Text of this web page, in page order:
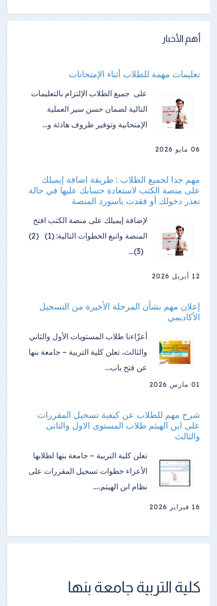
أهم الأخبار
تعليمات مهمة للطلاب أثناء الإمتحانات
على جميع الطلاب الإلتزام بالتعليمات
التالية لضمان حسن سير العملية
الإمتحانية وتوفير ظروف هادئة و…
06 مايو 2026
مهم جدا لجميع الطلاب : طريقة اضافة إيميلك
على منصة الكتب لاستعادة حسابك عليها في حالة
تعذر دخولك أو فقدت باسورد المنصة
لإضافة إيميلك على منصة الكتب افتح
المنصة واتبع الخطوات التالية: (1) (2)
(3)…
12 أبريل 2026
إعلان مهم بشأن المرحلة الأخيرة من التسجيل
الأكاديمي
أعزّاءنا طلاب المستويات الأول والثاني
والثالث، تعلن كلية التربية – جامعة بنها
عن فتح باب…
01 مارس 2026
شرح مهم للطلاب عن كيفية تسجيل المقررات
على ابن الهيثم طلاب المستوى الاول والثانى
والثالث
تعلن كلية التربية – جامعة بنها لطلابها
الأعزاء خطوات تسجيل المقررات على
نظام ابن الهيثم،…
16 فبراير 2026
كلية التربية جامعة بنها